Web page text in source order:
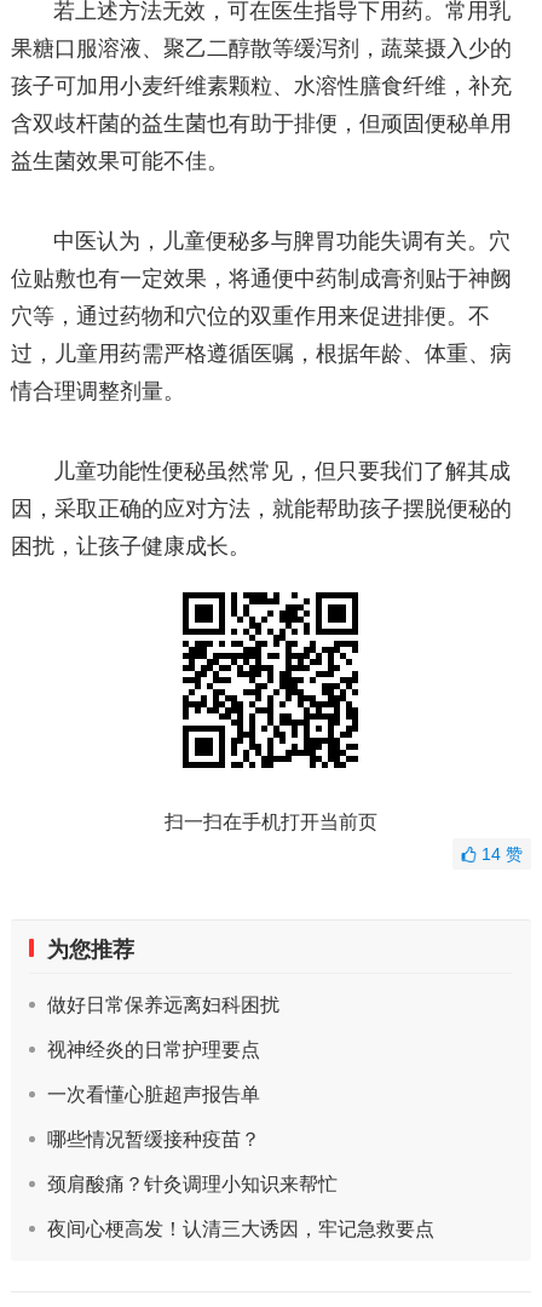
若上述方法无效，可在医生指导下用药。常用乳
果糖口服溶液、聚乙二醇散等缓泻剂，蔬菜摄入少的
孩子可加用小麦纤维素颗粒、水溶性膳食纤维，补充
含双歧杆菌的益生菌也有助于排便，但顽固便秘单用
益生菌效果可能不佳。
中医认为，儿童便秘多与脾胃功能失调有关。穴
位贴敷也有一定效果，将通便中药制成膏剂贴于神阙
穴等，通过药物和穴位的双重作用来促进排便。不
过，儿童用药需严格遵循医嘱，根据年龄、体重、病
情合理调整剂量。
儿童功能性便秘虽然常见，但只要我们了解其成
因，采取正确的应对方法，就能帮助孩子摆脱便秘的
困扰，让孩子健康成长。
扫一扫在手机打开当前页
14赞
为您推荐
做好日常保养远离妇科困扰
视神经炎的日常护理要点
一次看懂心脏超声报告单
哪些情况暂缓接种疫苗？
颈肩酸痛？针灸调理小知识来帮忙
夜间心梗高发！认清三大诱因，牢记急救要点